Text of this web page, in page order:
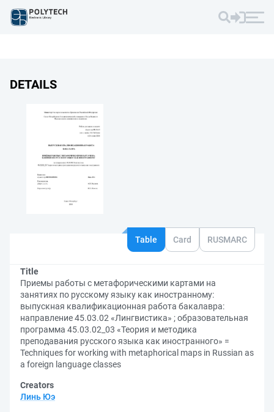
DETAILS
Table Card RUSMARC
Title
Приемы работы с метафорическими картами на
занятиях по русскому языку как иностранному:
выпускная квалификационная работа бакалавра:
направление 45.03.02 «Лингвистика» ; образовательная
программа 45.03.02_03 «Теория и методика
преподавания русского языка как иностранного» =
Techniques for working with metaphorical maps in Russian as
a foreign language classes
Creators
Линь Юэ